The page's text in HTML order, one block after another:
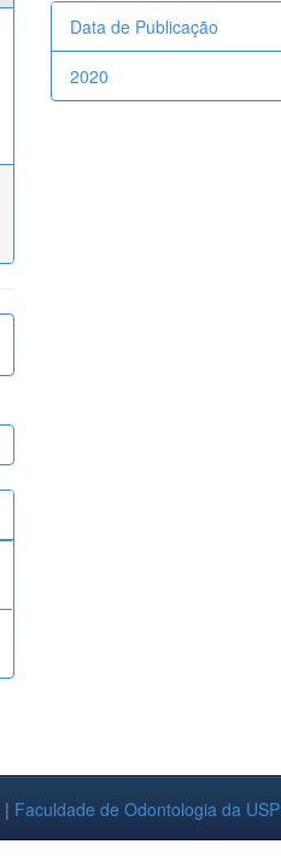
Data de Publicação
2020
| Faculdade de Odontologia da USP